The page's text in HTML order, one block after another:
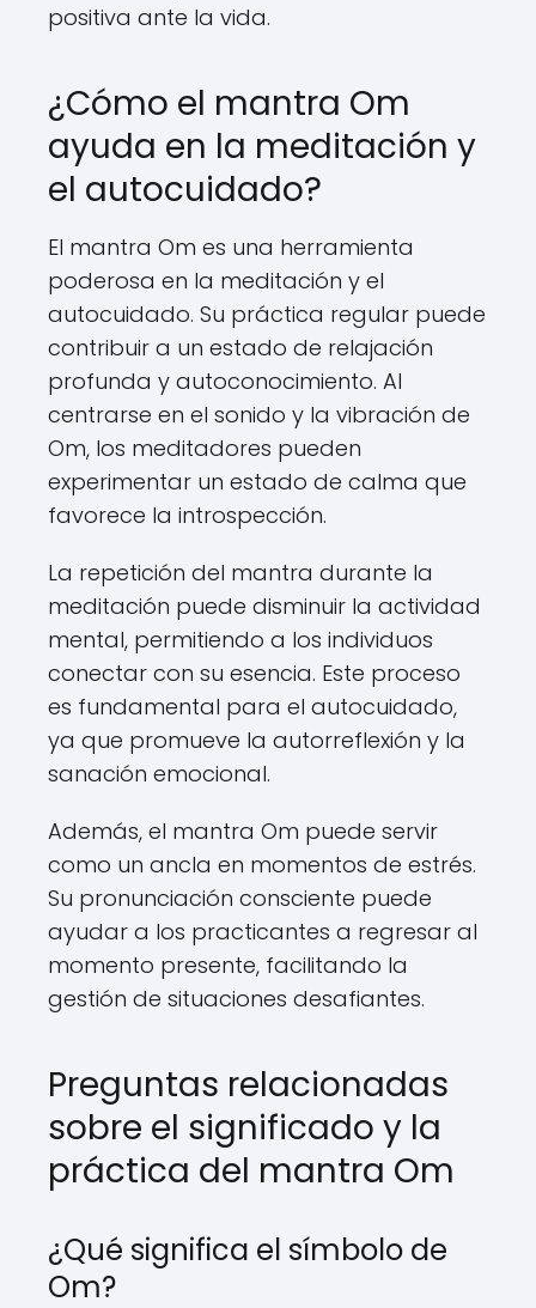
positiva ante la vida.
¿Cómo el mantra Om
ayuda en la meditación y
el autocuidado?
El mantra Om es una herramienta
poderosa en la meditación y el
autocuidado. Su práctica regular puede
contribuir a un estado de relajación
profunda y autoconocimiento. Al
centrarse en el sonido y la vibración de
Om, los meditadores pueden
experimentar un estado de calma que
favorece la introspección.
La repetición del mantra durante la
meditación puede disminuir la actividad
mental, permitiendo a los individuos
conectar con su esencia. Este proceso
es fundamental para el autocuidado,
ya que promueve la autorreflexión y la
sanación emocional.
Además, el mantra Om puede servir
como un ancla en momentos de estrés.
Su pronunciación consciente puede
ayudar a los practicantes a regresar al
momento presente, facilitando la
gestión de situaciones desafiantes.
Preguntas relacionadas
sobre el significado y la
práctica del mantra Om
¿Qué significa el símbolo de
Om?